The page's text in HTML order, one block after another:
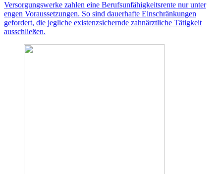
Versorgungswerke zahlen eine Berufsunfähigkeitsrente nur unter
engen Voraussetzungen. So sind dauerhafte Einschränkungen
gefordert, die jegliche existenzsichernde zahnärztliche Tätigkeit
ausschließen.